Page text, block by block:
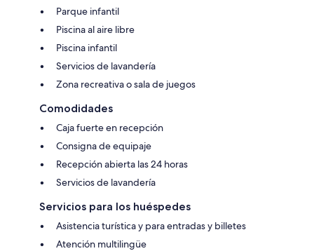
Parque infantil
Piscina al aire libre
Piscina infantil
Servicios de lavandería
Zona recreativa o sala de juegos
Comodidades
Caja fuerte en recepción
Consigna de equipaje
Recepción abierta las 24 horas
Servicios de lavandería
Servicios para los huéspedes
Asistencia turística y para entradas y billetes
Atención multilingüe